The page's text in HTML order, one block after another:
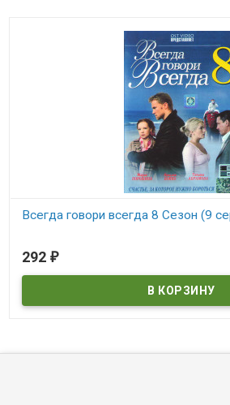
Всегда говори всегда 8 Сезон (9
292 ₽